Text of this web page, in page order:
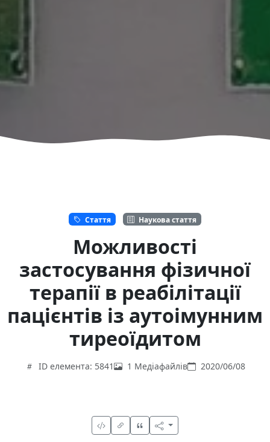
Стаття Наукова стаття
Можливості
застосування фізичної
терапії в реабілітації
пацієнтів із аутоімунним
тиреоїдитом
ID елемента: 5841 1 Медіафайлів 2020/06/08